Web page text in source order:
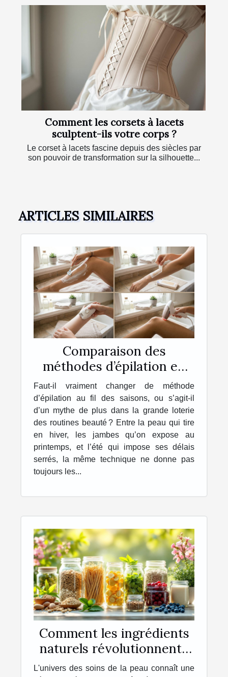
Comment les corsets à lacets
sculptent-ils votre corps ?
Le corset à lacets fascine depuis des siècles par
son pouvoir de transformation sur la silhouette...
ARTICLES SIMILAIRES
Comparaison des
méthodes d’épilation en
fonction des saisons
Faut-il vraiment changer de méthode
d’épilation au fil des saisons, ou s’agit-il
d’un mythe de plus dans la grande loterie
des routines beauté ? Entre la peau qui tire
en hiver, les jambes qu’on expose au
printemps, et l’été qui impose ses délais
serrés, la même technique ne donne pas
toujours les...
Comment les ingrédients
naturels révolutionnent-
ils les soins de la peau ?
L'univers des soins de la peau connaît une